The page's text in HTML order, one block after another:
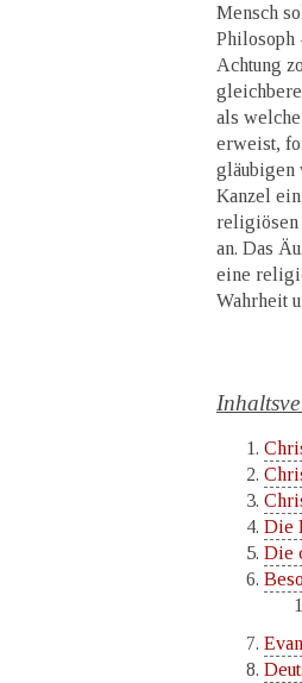
Mensch
Philosoph
Achtung
als welche
erweist,
gläubigen
Kanzel
religiösen
an. Das
eine
Wahrheit
Die
Die